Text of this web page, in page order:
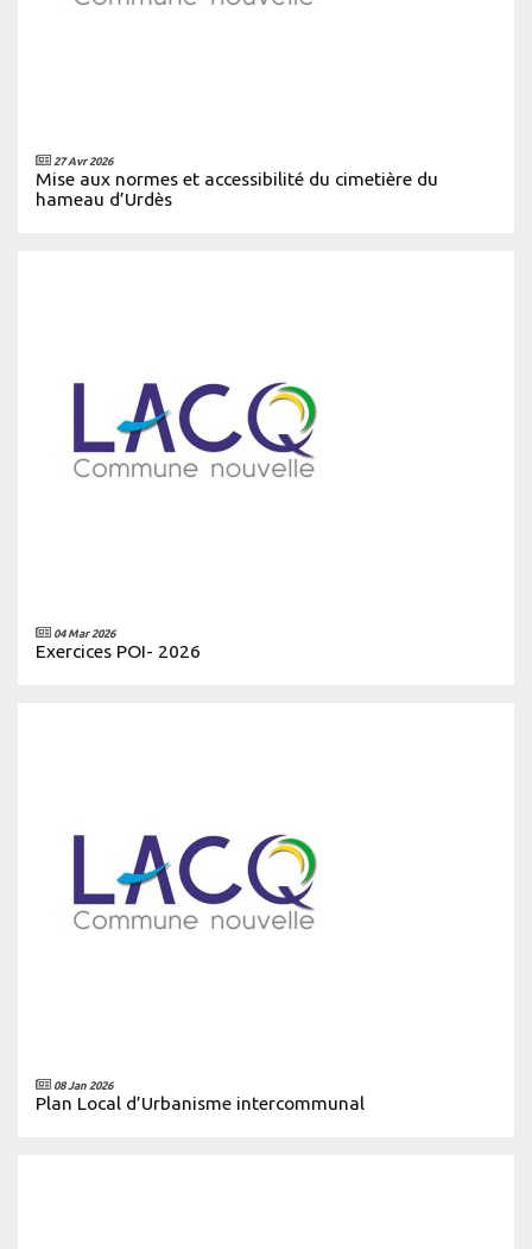
27 Avr 2026
Mise aux normes et accessibilité du cimetière du
hameau d’Urdès
04 Mar 2026
Exercices POI- 2026
08 Jan 2026
Plan Local d’Urbanisme intercommunal